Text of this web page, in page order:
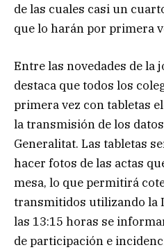
de las cuales casi un
que lo harán por primera
Entre las novedades de la
destaca que todos los
primera vez con tabletas
la transmisión de los
Generalitat. Las tabletas
hacer fotos de las actas
mesa, lo que permitirá
transmitidos utilizando la
las 13:15 horas se
de participación e